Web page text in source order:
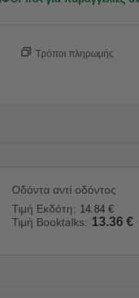
Τρόποι πληρωμής
Οδόντα αντί οδόντος
Τιμή Εκδότη: 14.84 €
Τιμή Booktalks: 13.36 €